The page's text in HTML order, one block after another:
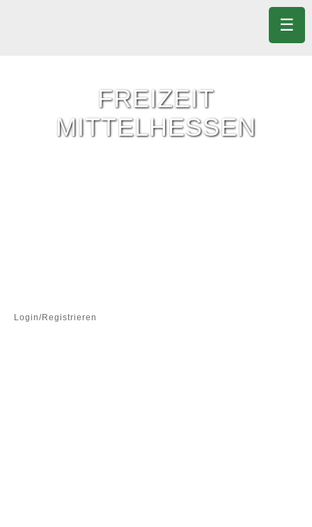
FREIZEIT
MITTELHESSEN
Login/Registrieren
☰